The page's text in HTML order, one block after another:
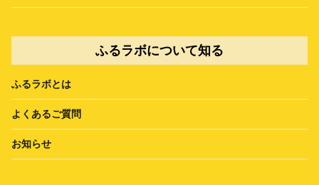
ふるラボについて知る
ふるラボとは
よくあるご質問
お知らせ